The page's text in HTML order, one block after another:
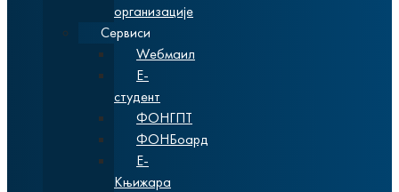
организације
Сервиси
Wебмаил
Е-
студент
ФОНГПТ
ФОНБоард
Е-
Књижара